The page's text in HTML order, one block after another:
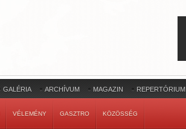
GALÉRIA ARCHÍVUM MAGAZIN REPERTÓRIUM
VÉLEMÉNY GASZTRO KÖZÖSSÉG